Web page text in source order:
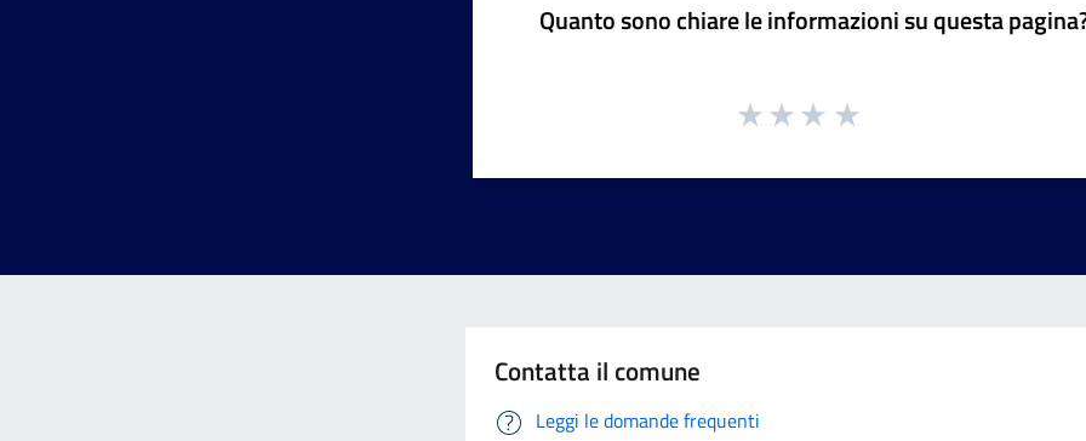
Quanto sono chiare le informazioni su questa
Contatta il comune
Leggi le domande frequenti